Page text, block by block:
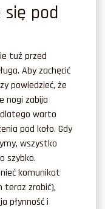
się pod
tuż przed
Aby zachęcić
powiedzieć, że
nogi zabija
dlatego warto
pod koło. Gdy
wszystko
szybko.
komunikat
teraz zrobić),
płynność i